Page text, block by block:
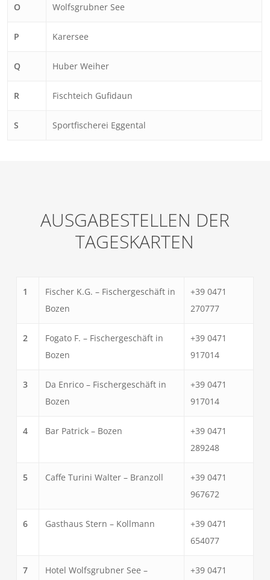
O Wolfsgrubner See
P Karersee
Q Huber Weiher
R Fischteich Gufidaun
S Sportfischerei Eggental
AUSGABESTELLEN DER
TAGESKARTEN
1
Fischer K.G. – Fischergeschäft in
Bozen
+39 0471
270777
2
Fogato F. – Fischergeschäft in
Bozen
+39 0471
917014
3
Da Enrico – Fischergeschäft in
Bozen
+39 0471
917014
4 Bar Patrick – Bozen
+39 0471
289248
5 Caffe Turini Walter – Branzoll
+39 0471
967672
6 Gasthaus Stern – Kollmann
+39 0471
654077
7
Hotel Wolfsgrubner See –
+39 0471